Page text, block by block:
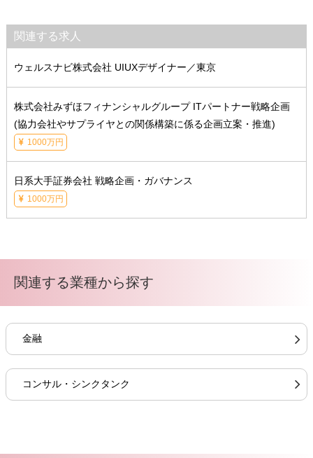
関連する求人
ウェルスナビ株式会社 UIUXデザイナー／東京
株式会社みずほフィナンシャルグループ ITパートナー戦略企画
(協力会社やサプライヤとの関係構築に係る企画立案・推進)
1000万円
日系大手証券会社 戦略企画・ガバナンス
1000万円
関連する業種から探す
金融
コンサル・シンクタンク